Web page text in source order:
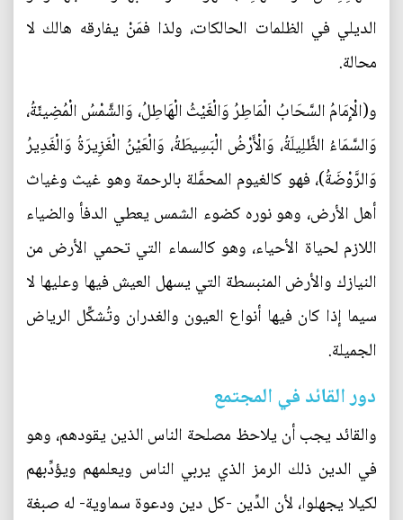
الديلي في الظلمات الحالكات، ولذا فمَنْ يفارقه هالك لا
محالة.
و(الْإِمَامُ السَّحَابُ الْمَاطِرُ وَالْغَيْثُ الْهَاطِلُ‌، وَالشَّمْسُ الْمُضِيئَةُ،
وَالسَّمَاءُ الظَّلِيلَةُ، وَالْأَرْضُ الْبَسِيطَةُ، وَالْعَيْنُ الْغَزِيرَةُ وَالْغَدِيرُ
وَالرَّوْضَةُ)، فهو كالغيوم المحمَّلة بالرحمة وهو غيث وغياث
أهل الأرض، وهو نوره كضوء الشمس يعطي الدفأ والضياء
اللازم لحياة الأحياء، وهو كالسماء التي تحمي الأرض من
النيازك والأرض المنبسطة التي يسهل العيش فيها وعليها لا
سيما إذا كان فيها أنواع العيون والغدران وتُشكِّل الرياض
الجميلة.
دور القائد في المجتمع
والقائد يجب أن يلاحظ مصلحة الناس الذين يقودهم، وهو
في الدين ذلك الرمز الذي يربي الناس ويعلمهم ويؤدِّبهم
لكيلا يجهلوا، لأن الدِّين -كل دين ودعوة سماوية- له صبغة